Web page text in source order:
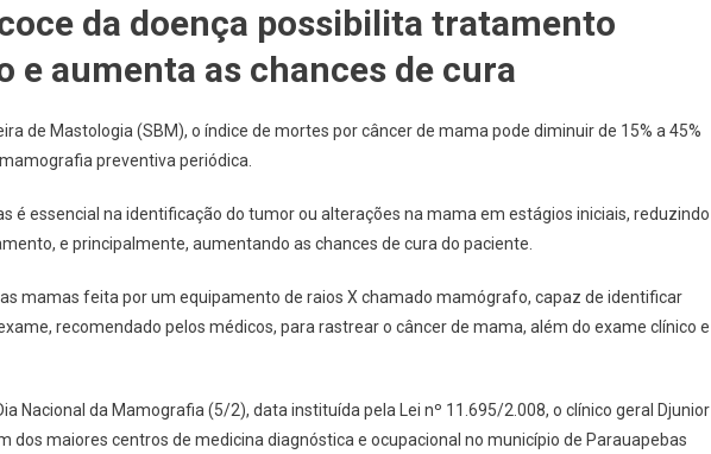
da doença possibilita tratamento
e aumenta as chances de cura
de Mastologia (SBM), o índice de mortes por câncer de mama pode diminuir de 15% a 45%
preventiva periódica.
é essencial na identificação do tumor ou alterações na mama em estágios iniciais, reduzindo
e principalmente, aumentando as chances de cura do paciente.
mamas feita por um equipamento de raios X chamado mamógrafo, capaz de identificar
recomendado pelos médicos, para rastrear o câncer de mama, além do exame clínico e
Nacional da Mamografia (5/2), data instituída pela Lei nº 11.695/2.008, o clínico geral Djunior
dos maiores centros de medicina diagnóstica e ocupacional no município de Parauapebas